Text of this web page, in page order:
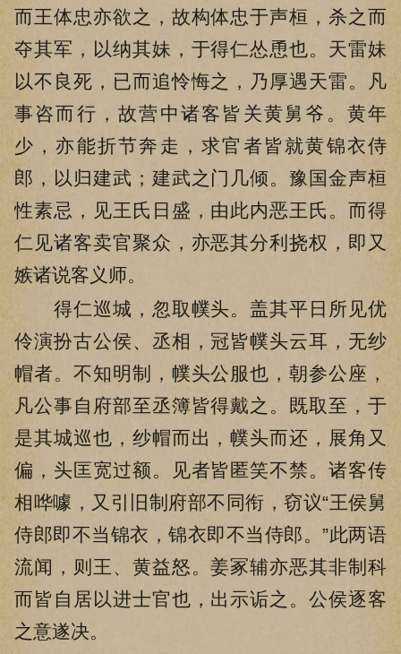
而王体忠亦欲之，故构体忠于声桓，杀之而
夺其军，以纳其妹，于得仁怂恿也。天雷妹
以不良死，已而追怜悔之，乃厚遇天雷。凡
事咨而行，故营中诸客皆关黄舅爷。黄年
少，亦能折节奔走，求官者皆就黄锦衣侍
郎，以归建武；建武之门几倾。豫国金声桓
性素忌，见王氏日盛，由此内恶王氏。而得
仁见诸客卖官聚众，亦恶其分利挠权，即又
嫉诸说客义师。
得仁巡城，忽取幞头。盖其平日所见优
伶演扮古公侯、丞相，冠皆幞头云耳，无纱
帽者。不知明制，幞头公服也，朝参公座，
凡公事自府部至丞簿皆得戴之。既取至，于
是其城巡也，纱帽而出，幞头而还，展角又
偏，头匡宽过额。见者皆匿笑不禁。诸客传
相哗噱，又引旧制府部不同衔，窃议“王侯舅
侍郎即不当锦衣，锦衣即不当侍郎。”此两语
流闻，则王、黄益怒。姜冢辅亦恶其非制科
而皆自居以进士官也，出示诟之。公侯逐客
之意遂决。